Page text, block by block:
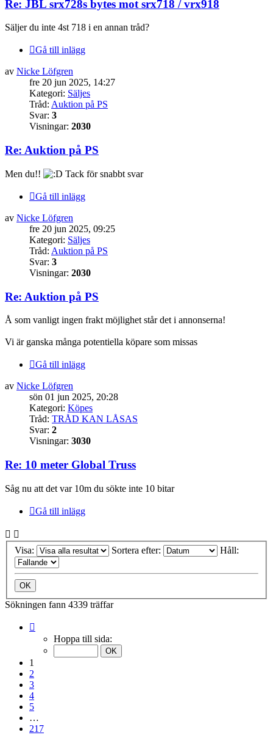
Re: JBL srx728s bytes mot srx718 / vrx918
Säljer du inte 4st 718 i en annan tråd?
Gå till inlägg
av Nicke Löfgren
fre 20 jun 2025, 14:27
Kategori: Säljes
Tråd: Auktion på PS
Svar: 3
Visningar: 2030
Re: Auktion på PS
Men du!! Tack för snabbt svar
Gå till inlägg
av Nicke Löfgren
fre 20 jun 2025, 09:25
Kategori: Säljes
Tråd: Auktion på PS
Svar: 3
Visningar: 2030
Re: Auktion på PS
Å som vanligt ingen frakt möjlighet står det i annonserna!
Vi är ganska många potentiella köpare som missas
Gå till inlägg
av Nicke Löfgren
sön 01 jun 2025, 20:28
Kategori: Köpes
Tråd: TRÅD KAN LÅSAS
Svar: 2
Visningar: 3030
Re: 10 meter Global Truss
Såg nu att det var 10m du sökte inte 10 bitar
Gå till inlägg
Visa: Sortera efter: Håll:
Sökningen fann 4339 träffar
Hoppa till sida:
1
2
3
4
5
…
217